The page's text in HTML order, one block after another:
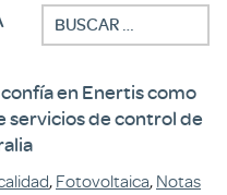
Buscar:
en Enertis como
de control de
, Fotovoltaica, Notas